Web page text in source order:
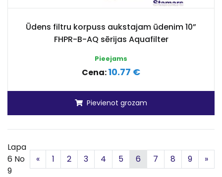
Ūdens filtru korpuss aukstajam ūdenim 10”
FHPR-B-AQ sērijas Aquafilter
Pieejams
Cena:10.77 €
Pievienot grozam
Lapa
6 No
9
«Iepriekšējā
1 2 3 4 5 6 7 8 9 »